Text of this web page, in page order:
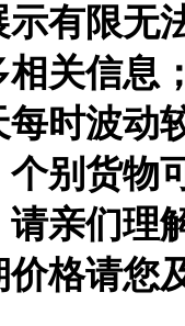
示有限无
关信息
时波动
个别货物
请亲们理
价格请您